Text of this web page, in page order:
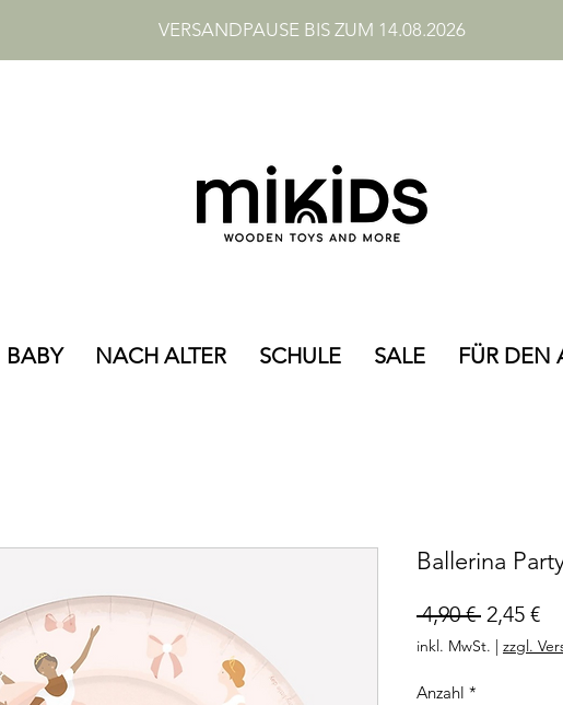
VERSANDPAUSE BIS ZUM 14.08.2026
BABY NACH ALTER SCHULE SALE FÜR DEN
Ballerina
4,90 € 2,45 €
inkl. MwSt. | zzgl.
Anzahl *